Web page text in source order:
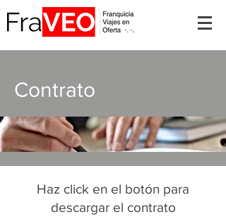
Contrato
Haz click en el botón para
descargar el contrato